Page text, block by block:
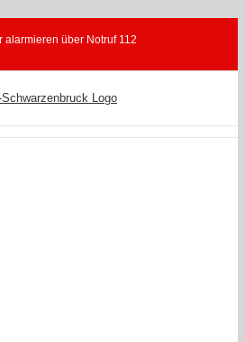
alarmieren über Notruf 112